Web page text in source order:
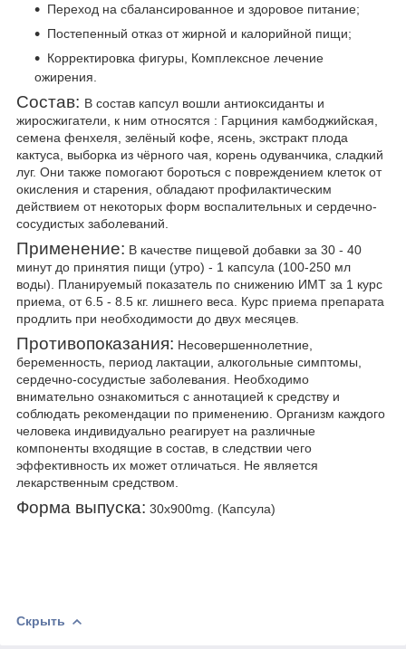
Переход на сбалансированное и здоровое питание;
Постепенный отказ от жирной и калорийной пищи;
Корректировка фигуры, Комплексное лечение
ожирения.
Состав: В состав капсул вошли антиоксиданты и
жиросжигатели,
к ним относятся : Гарциния камбоджийская,
семена фенхеля, зелёный кофе, ясень, экстракт плода
кактуса, выборка из чёрного чая, корень одуванчика, сладкий
луг. Они также помогают бороться с повреждением клеток от
окисления и старения , обладаютпрофилактическим
действием от некоторых форм воспалительных и сердечно-
сосудистых заболеваний.
Применение: В качестве пищевой добавки за 30 - 40
минут до принятия пищи (утро) - 1 капсула (100-250 мл
воды). Планируемый показатель по снижению ИМТ за 1 курс
приема, от 6.5 - 8.5 кг. лишнего веса. Курс приема препарата
продлить при необходимости до двух месяцев.
Противопоказания: Несовершеннолетние,
беременность, период лактации, алкогольные симптомы,
сердечно-сосудистые заболевания. Необходимо
внимательно ознакомиться с аннотацией к средству и
соблюдать рекомендации по применению. Организм каждого
человека индивидуально реагирует на различные
компоненты входящие в состав, в следствии чего
эффективность их может отличаться. Не является
лекарственным средством.
Форма выпуска: 30х900mg. (Капсула)
Скрыть